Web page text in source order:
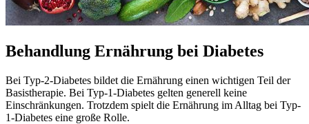
Behandlung Ernährung bei Diabetes
Bei Typ-2-Diabetes bildet die Ernährung einen wichtigen Teil der
Basistherapie. Bei Typ-1-Diabetes gelten generell keine
Einschränkungen. Trotzdem spielt die Ernährung im Alltag bei Typ-
1-Diabetes eine große Rolle.